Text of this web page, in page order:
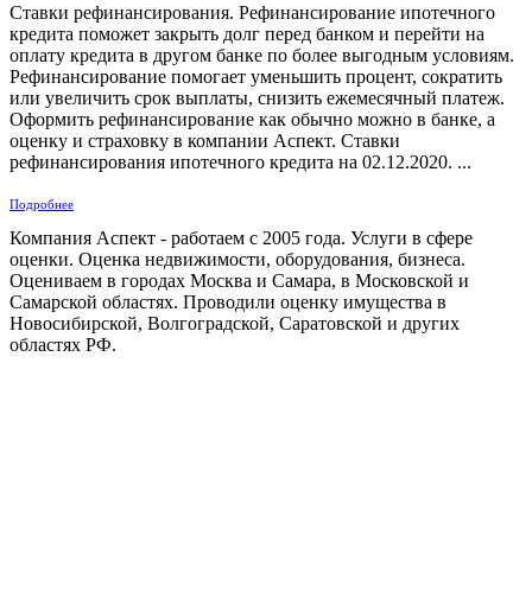
Ставки рефинансирования. Рефинансирование ипотечного
кредита поможет закрыть долг перед банком и перейти на
оплату кредита в другом банке по более выгодным условиям.
Рефинансирование помогает уменьшить процент, сократить
или увеличить срок выплаты, снизить ежемесячный платеж.
Оформить рефинансирование как обычно можно в банке, а
оценку и страховку в компании Аспект. Ставки
рефинансирования ипотечного кредита на 02.12.2020. ...
Подробнее
Компания Аспект - работаем с 2005 года. Услуги в сфере
оценки. Оценка недвижимости, оборудования, бизнеса.
Оцениваем в городах Москва и Самара, в Московской и
Самарской областях. Проводили оценку имущества в
Новосибирской, Волгоградской, Саратовской и других
областях РФ.